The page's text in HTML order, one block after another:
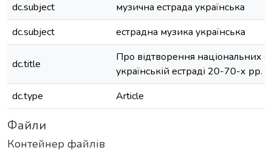
dc.subject
музична естрада українська
dc.subject
естрадна музика українська
dc.title
Про відтворення національних
українській естраді 20-70-х рр.
dc.type
Article
Файли
Контейнер файлів